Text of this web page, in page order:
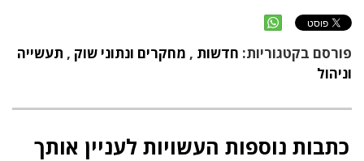
פורסם בקטגוריות: חדשות , מחקרים ונתוני שוק , תעשייה
וניהול
כתבות נוספות העשויות לעניין אותך